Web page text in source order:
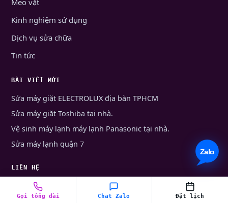
Mẹo vặt
Kinh nghiệm sử dụng
Dịch vụ sửa chữa
Tin tức
BÀI VIẾT MỚI
Sửa máy giặt ELECTROLUX địa bàn TPHCM
Sửa máy giặt Toshiba tại nhà.
Vệ sinh máy lạnh máy lạnh Panasonic tại nhà.
Sửa máy lạnh quận 7
LIÊN HỆ
09.0705.0000
Gọi tổng đài Chat Zalo Đặt lịch